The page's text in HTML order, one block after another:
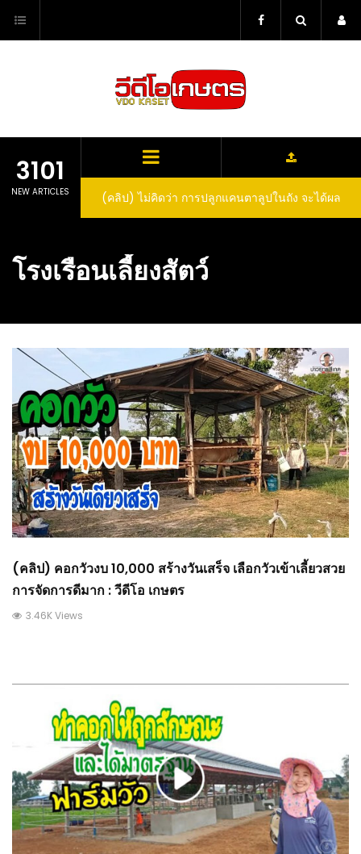
content
3101
NEW ARTICLES
(คลิป) ไม่คิดว่า การปลูกแคนตาลูปในถัง จะได้ผล
ลูกโตและหวานขนาดนี้ I didn’t expect that
such large and sweet fruit
(คลิป) วิธีทำไวน์สับปะรด Pineapple Wine
โรงเรือนเลี้ยงสัตว์
(คลิป) คอกวัวงบ 10,000 สร้างวันเสร็จ เลือกวัวเข้าเลี้ยวสวย
การจัดการดีมาก : วีดีโอ เกษตร
3.46K Views